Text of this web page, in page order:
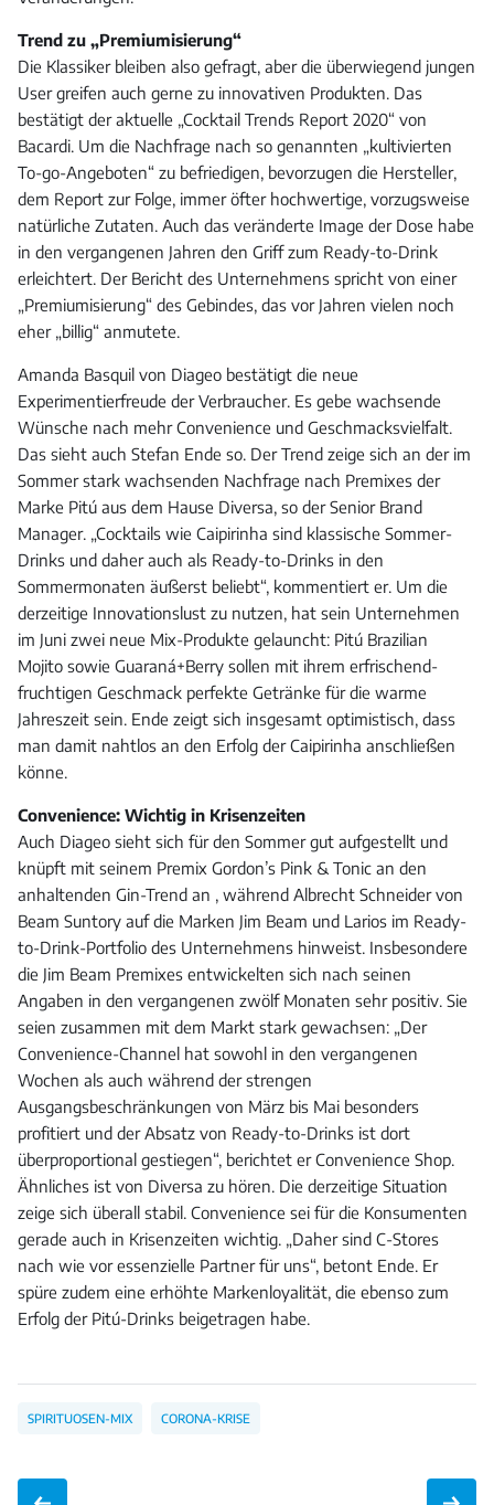
Trend zu „Premiumisierung“
Die Klassiker bleiben also gefragt, aber die überwiegend jungen
User greifen auch gerne zu innovativen Produkten. Das
bestätigt der aktuelle „Cocktail Trends Report 2020“ von
Bacardi. Um die Nachfrage nach so genannten „kultivierten
To-go-Angeboten“ zu befriedigen, bevorzugen die Hersteller,
dem Report zur Folge, immer öfter hochwertige, vorzugsweise
natürliche Zutaten. Auch das veränderte Image der Dose habe
in den vergangenen Jahren den Griff zum Ready-to-Drink
erleichtert. Der Bericht des Unternehmens spricht von einer
„Premiumisierung“ des Gebindes, das vor Jahren vielen noch
eher „billig“ anmutete.
Amanda Basquil von Diageo bestätigt die neue
Experimentierfreude der Verbraucher. Es gebe wachsende
Wünsche nach mehr Convenience und Geschmacksvielfalt.
Das sieht auch Stefan Ende so. Der Trend zeige sich an der im
Sommer stark wachsenden Nachfrage nach Premixes der
Marke Pitú aus dem Hause Diversa, so der Senior Brand
Manager. „Cocktails wie Caipirinha sind klassische Sommer-
Drinks und daher auch als Ready-to-Drinks in den
Sommermonaten äußerst beliebt“, kommentiert er. Um die
derzeitige Innovationslust zu nutzen, hat sein Unternehmen
im Juni zwei neue Mix-Produkte gelauncht: Pitú Brazilian
Mojito sowie Guaraná+Berry sollen mit ihrem erfrischend-
fruchtigen Geschmack perfekte Getränke für die warme
Jahreszeit sein. Ende zeigt sich insgesamt optimistisch, dass
man damit nahtlos an den Erfolg der Caipirinha anschließen
könne.
Convenience: Wichtig in Krisenzeiten
Auch Diageo sieht sich für den Sommer gut aufgestellt und
knüpft mit seinem Premix Gordon’s Pink & Tonic an den
anhaltenden Gin-Trend an , während Albrecht Schneider von
Beam Suntory auf die Marken Jim Beam und Larios im Ready-
to-Drink-Portfolio des Unternehmens hinweist. Insbesondere
die Jim Beam Premixes entwickelten sich nach seinen
Angaben in den vergangenen zwölf Monaten sehr positiv. Sie
seien zusammen mit dem Markt stark gewachsen: „Der
Convenience-Channel hat sowohl in den vergangenen
Wochen als auch während der strengen
Ausgangsbeschränkungen von März bis Mai besonders
profitiert und der Absatz von Ready-to-Drinks ist dort
überproportional gestiegen“, berichtet er Convenience Shop.
Ähnliches ist von Diversa zu hören. Die derzeitige Situation
zeige sich überall stabil. Convenience sei für die Konsumenten
gerade auch in Krisenzeiten wichtig. „Daher sind C-Stores
nach wie vor essenzielle Partner für uns“, betont Ende. Er
spüre zudem eine erhöhte Markenloyalität, die ebenso zum
Erfolg der Pitú-Drinks beigetragen habe.
SPIRITUOSEN-MIX CORONA-KRISE